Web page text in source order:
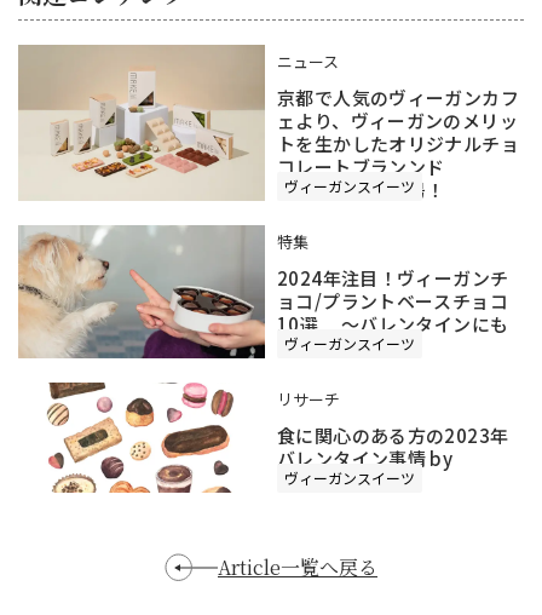
ニュース
京都で人気のヴィーガンカフ
ェより、ヴィーガンのメリッ
トを生かしたオリジナルチョ
コレートブランンド
『MAKE.』が登場！
ヴィーガンスイーツ
特集
2024年注目！ヴィーガンチ
ョコ/プラントベースチョコ
10選 ～バレンタインにも
おすすめ～
ヴィーガンスイーツ
リサーチ
食に関心のある方の2023年
バレンタイン事情 by
VEGAN'S LIFE
ヴィーガンスイーツ
Article一覧へ戻る